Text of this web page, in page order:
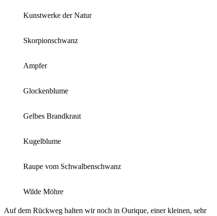
Kunstwerke der Natur
Skorpionschwanz
Ampfer
Glockenblume
Gelbes Brandkraut
Kugelblume
Raupe vom Schwalbenschwanz
Wilde Möhre
Auf dem Rückweg halten wir noch in Ourique, einer kleinen, sehr